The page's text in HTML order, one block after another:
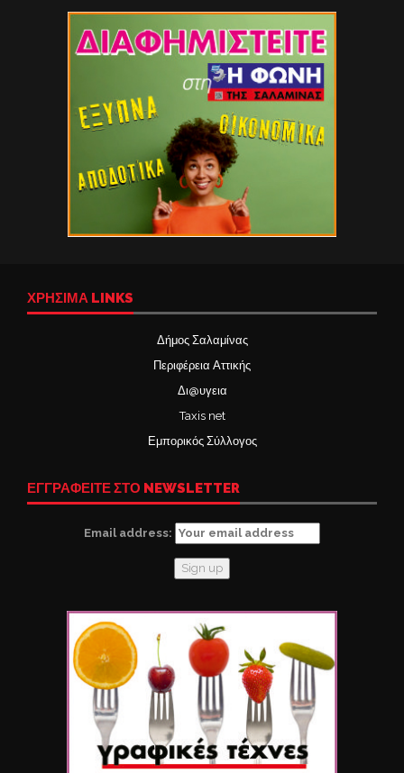
ΧΡΉΣΙΜΑ LINKS
Δήμος Σαλαμίνας
Περιφέρεια Αττικής
Δι@υγεια
Taxis net
Εμπορικός Σύλλογος
ΕΓΓΡΑΦΕΙΤΕ ΣΤΟ NEWSLETTER
Email address: